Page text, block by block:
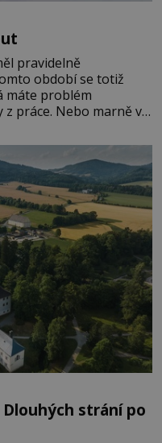
pravidelně
období se totiž
máte problém
práce. Nebo marně v
kdyby se paměť
strání po